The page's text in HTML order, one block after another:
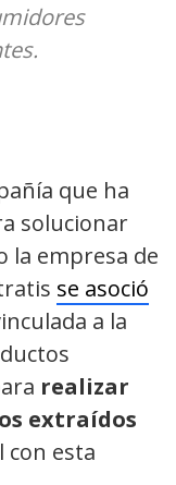
que ha
solucionar
la empresa de
se asoció
a la
realizar
extraídos
con esta